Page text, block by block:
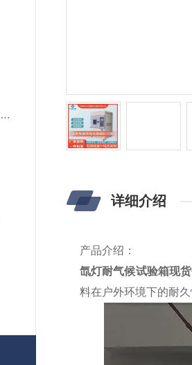
温度、湿度、振动三综合试验箱
详细介绍
产品介绍：
氙灯耐气候试验箱现
料在户外环境下的耐久